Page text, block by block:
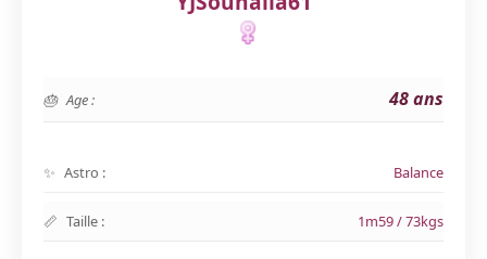
Age : 48 ans
Astro : Balance
Taille : 1m59 / 73kgs